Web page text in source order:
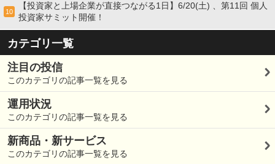
10
【投資家と上場企業が直接つながる1日】6/20(土) 、第11回 個人
投資家サミット開催！
カテゴリ一覧
注目の投信
このカテゴリの記事一覧を見る
運用状況
このカテゴリの記事一覧を見る
新商品・新サービス
このカテゴリの記事一覧を見る